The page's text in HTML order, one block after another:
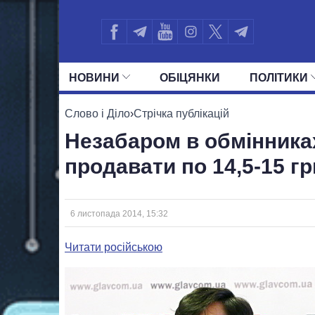
НОВИНИ ОБIЦЯНКИ ПОЛIТИКИ
УСІ ПОЛІТИКИ
Слово і Діло›Стрічка публікацій
Незабаром в
продавати по 14,5-15
6 листопада 2014, 15:32
Читати російською